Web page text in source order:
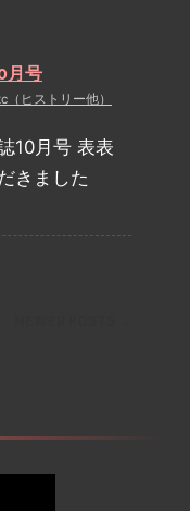
月号
（ヒストリー他）
10月号 表表
きました